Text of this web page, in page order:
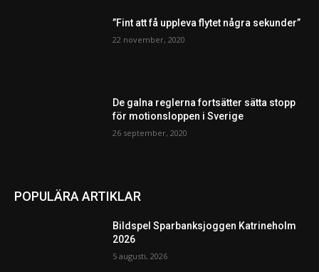
”Fint att få uppleva flytet några sekunder”
22 november, 2020
De galna reglerna fortsätter sätta stopp
för motionsloppen i Sverige
26 september, 2020
POPULÄRA ARTIKLAR
Bildspel Sparbanksjoggen Katrineholm
2026
5 augusti, 2026